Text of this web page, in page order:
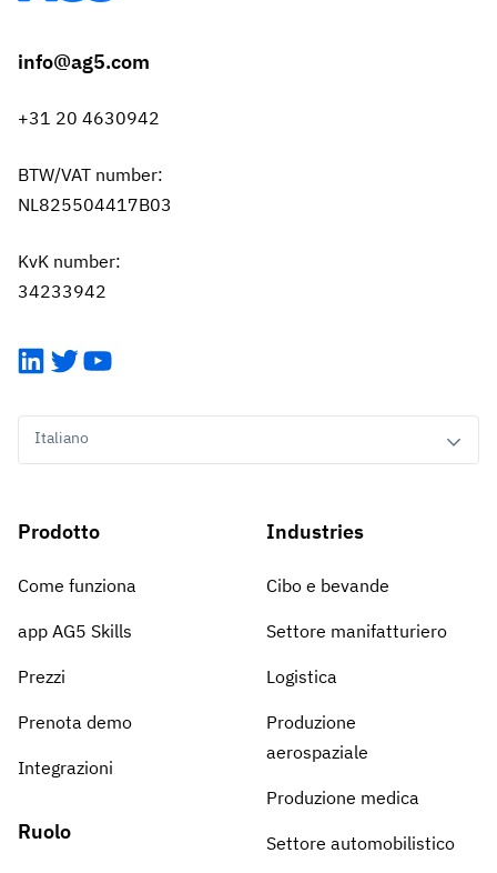
info@ag5.com
+31 20 4630942
BTW/VAT number:
NL825504417B03
KvK number:
34233942
LinkedIn
TwitterYouTube
Italiano
Prodotto
Come funziona
app AG5 Skills
Prezzi
Prenota demo
Integrazioni
Ruolo
Industries
Cibo e bevande
Settore manifatturiero
Logistica
Produzione
aerospaziale
Produzione medica
Settore automobilistico